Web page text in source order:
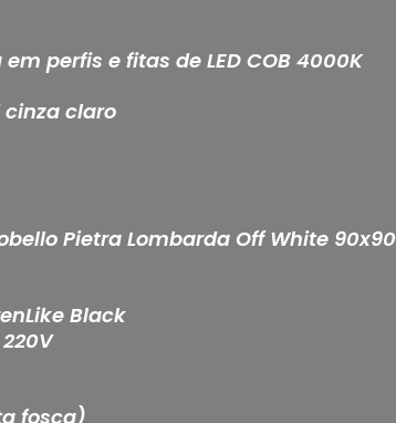
perfis e fitas de LED COB 4000K
cinza claro
Pietra Lombarda Off White 90x90
Black
fosca)